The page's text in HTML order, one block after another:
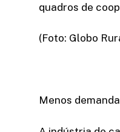
quadros de
(Foto: Globo
Menos